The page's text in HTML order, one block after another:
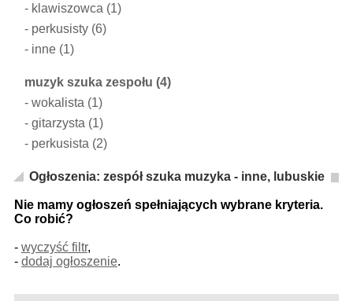
- klawiszowca (1)
- perkusisty (6)
- inne (1)
muzyk szuka zespołu (4)
-wokalista (1)
-gitarzysta (1)
- perkusista (2)
Ogłoszenia: zespół szuka muzyka - inne, lubuskie
Nie mamy ogłoszeń spełniających wybrane kryteria.
Co robić?
- wyczyść filtr,
- dodaj ogłoszenie.